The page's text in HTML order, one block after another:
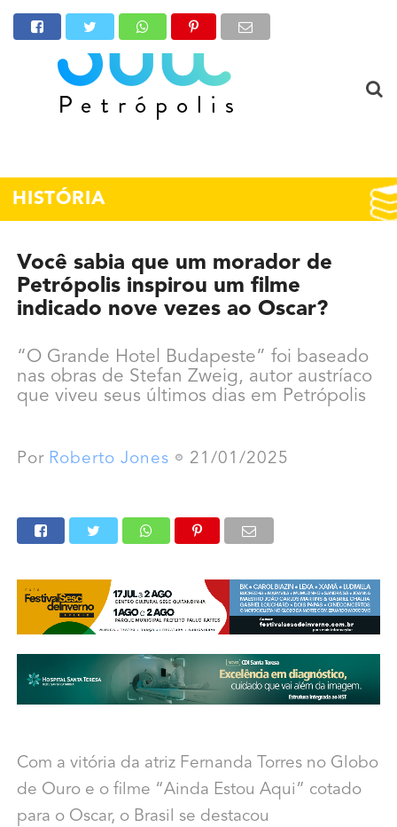
HISTÓRIA
Você sabia que um morador de
Petrópolis inspirou um filme
indicado nove vezes ao Oscar?
“O Grande Hotel Budapeste” foi baseado
nas obras de Stefan Zweig, autor austríaco
que viveu seus últimos dias em Petrópolis
Por Roberto Jones 21/01/2025
Com a vitória da atriz Fernanda Torres no Globo
de Ouro e o filme “Ainda Estou Aqui” cotado
para o Oscar, o Brasil se destacou